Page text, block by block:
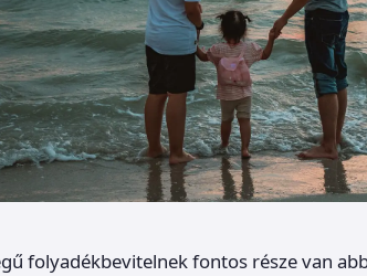
folyadékbevitelnek fontos része van